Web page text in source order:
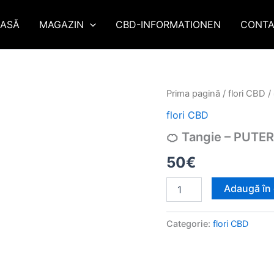
MAGAZIN CBD-INFORMATIONEN
Prima pagină / flori CBD /
flori CBD
🍊 Tangie –
50€
Cantitate
Tangie
PUTERE
4/5
Adaugă în
Categorie: flori CBD